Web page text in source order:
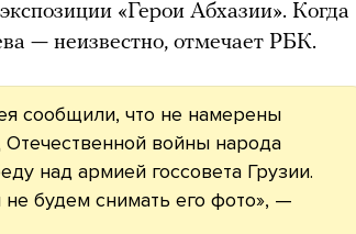
«Герои Абхазии». Когда
— неизвестно, отмечает РБК.
сообщили, что не намерены
Отечественной войны народа
над армией госсовета Грузии.
будем снимать его фото», —